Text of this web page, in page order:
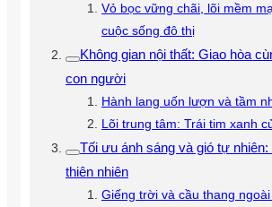
Vỏ bọc vững chãi, lõi mềm
cuộc sống đô thị
Không gian nội thất: Giao hòa
con người
Hành lang uốn lượn và tầm
Lõi trung tâm: Trái tim xanh
Tối ưu ánh sáng và gió tự
thiên nhiên
Giếng trời và cầu thang